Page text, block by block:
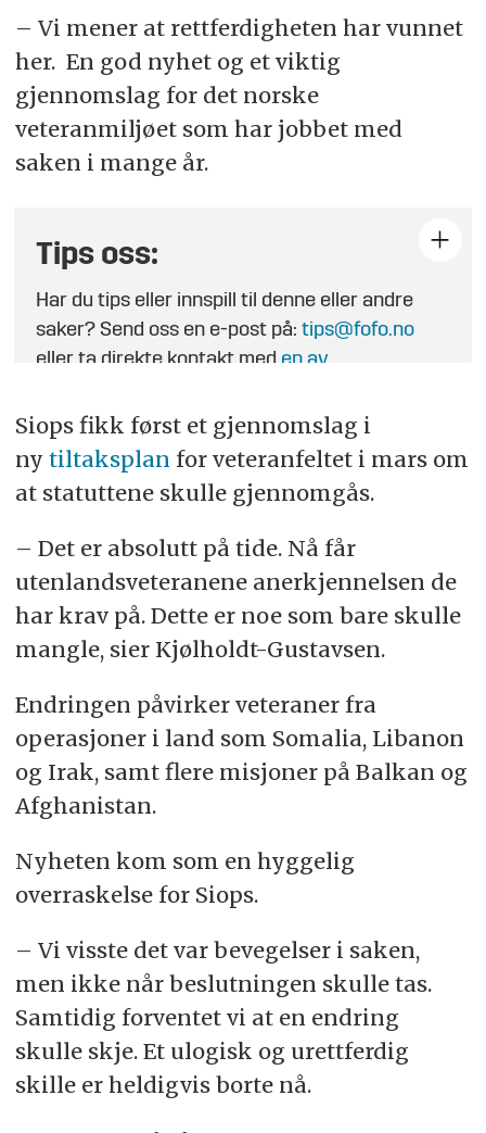
– Vi mener at rettferdigheten har vunnet
her. En god nyhet og et viktig
gjennomslag for det norske
veteranmiljøet som har jobbet med
saken i mange år.
Tips oss:
Har du tips eller innspill til denne eller andre
saker? Send oss en e-post på:tips@fofo.no
eller ta direkte kontakt med en av
Siops fikk først et gjennomslag i
ny tiltaksplan for veteranfeltet i mars om
at statuttene skulle gjennomgås.
– Det er absolutt på tide. Nå får
utenlandsveteranene anerkjennelsen de
har krav på. Dette er noe som bare skulle
mangle, sier Kjølholdt-Gustavsen.
Endringen påvirker veteraner fra
operasjoner i land som Somalia, Libanon
og Irak, samt flere misjoner på Balkan og
Afghanistan.
Nyheten kom som en hyggelig
overraskelse for Siops.
– Vi visste det var bevegelser i saken,
men ikke når beslutningen skulle tas.
Samtidig forventet vi at en endring
skulle skje. Et ulogisk og urettferdig
skille er heldigvis borte nå.